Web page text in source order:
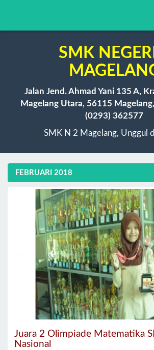
SMK
Jalan Jend. Ahmad Yani 135 A,
Magelang Utara, 56115
(0293) 362577
SMK N 2 Magelang, Unggul
FEBRUARI 2018
Juara 2 Olimpiade Matematika
Nasional